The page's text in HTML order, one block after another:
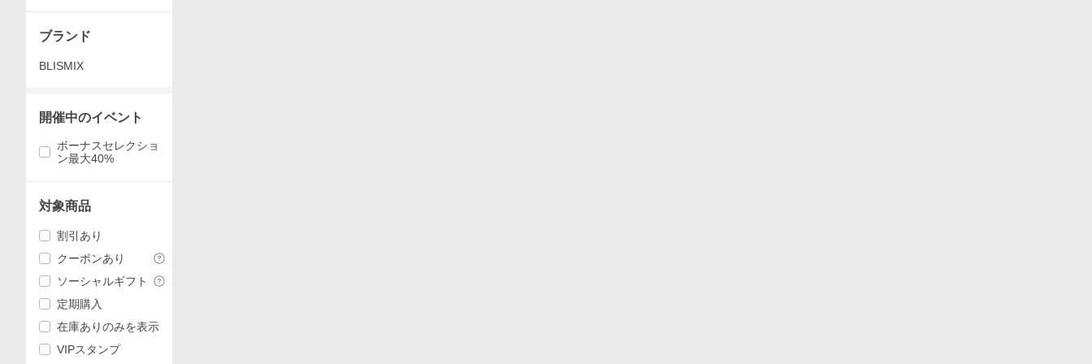
ブランド
BLISMIX
開催中のイベント
ボーナスセレクショ
ン最大40%
対象商品
割引あり
クーポンあり
ソーシャルギフト
定期購入
在庫ありのみを表示
VIPスタンプ